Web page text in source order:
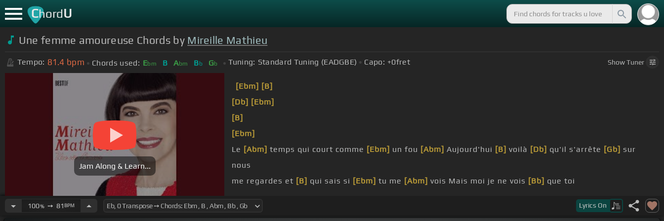
ChordU
Une femme amoureuse Chords by Mireille Mathieu
Tempo: 81.4 bpm Chords used: Ebm B Abm Bb Gb Tuning: Standard Tuning (EADGBE) Capo: +0fret ShowTuner
Jam Along & Learn...
[Ebm] [B]
[Db] [Ebm]
[B]
[Ebm]
Le [Abm] temps qui court comme [Ebm] un fou [Abm] Aujourd'hui [B] voilà [Db] qu'il s'arrête [Gb] sur
nous
me regardes et [B] qui sais si [Ebm] tu me [Abm] vois Mais moi je ne vois [Bb] que toi
ton nom
100%➙ 81 BPM Lyrics On